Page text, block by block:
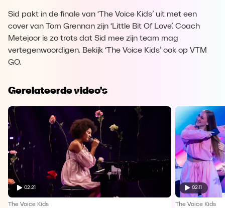
Sid pakt in de finale van ‘The Voice Kids’ uit met een
cover van Tom Grennan zijn ‘Little Bit Of Love’. Coach
Metejoor is zo trots dat Sid mee zijn team mag
vertegenwoordigen. Bekijk ‘The Voice Kids’ ook op VTM
GO.
Gerelateerde video's
02:21
The Voice Kids
02:11
The Voice Kids